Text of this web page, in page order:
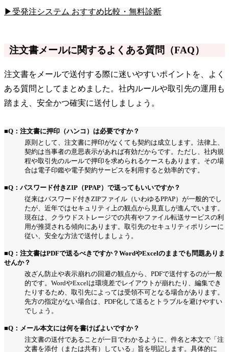
▶受発注システム おすすめ比較・無料診断
注文書メールに関するよくある質問（FAQ）
注文書をメールで送付する際に迷いやすいポイントを、よく
ある質問としてまとめました。社内ルールや取引先の運用も
踏まえ、安全かつ確実に送付しましょう。
■Q：注文書に押印（ハンコ）は必要ですか？
原則として、注文書に押印がなくても契約は成立します。法律上、
契約は当事者の意思表示があれば有効だからです。ただし、社内規
程や取引先のルールで押印を求められるケースもあります。その場
合は電子印鑑や電子契約サービスを利用すると効率的です。
■Q：パスワード付きZIP（PPAP）で送ってもいいですか？
従来はパスワード付きZIPファイル（いわゆるPPAP）が一般的でし
たが、近年ではセキュリティ上の観点から見直しが進んでいます。
現在は、クラウドストレージでの共有やファイル転送サービスの利
用が推奨される傾向にあります。取引先のセキュリティポリシーに
従い、安全な方法で送付しましょう。
■Q：注文書はPDFで送るべきですか？WordやExcelのままでも問題ありま
せんか？
改ざん防止や表示崩れの回避の観点から、PDFで送付するのが一般
的です。WordやExcelは環境差でレイアウトが崩れたり、編集でき
たりするため、取引先によっては受領不可となる場合があります。
先方の指定がない場合は、PDF化して送るとトラブルを避けやすい
でしょう。
■Q：メール本文には何を書けばよいですか？
注文書の送付であることが一目でわかるように、件名と本文で「注
文書を添付（または共有）している」旨を明記します。具体的に